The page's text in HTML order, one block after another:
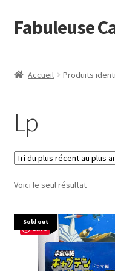
Aller
à
navigation
Aller
au
Fabuleuse
Superflat Museum
En
Accueil Produits
Lp
Voici le seul résultat
Sold out
Save